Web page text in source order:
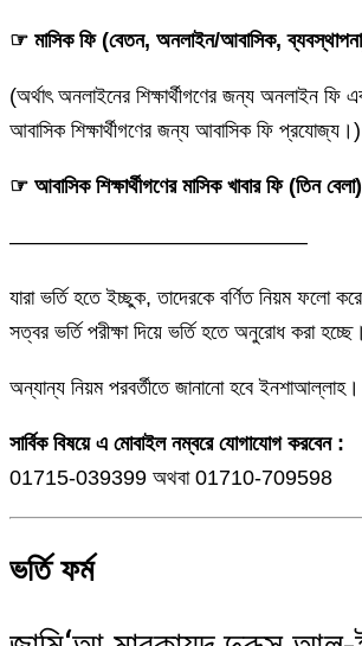
☞ মাসিক ফি (বেতন, অনলাইন/আবাসিক,
(অর্থাৎ অনলাইনের শিক্ষার্থীগণের জন্য অনলাইন ফি
আবাসিক শিক্ষার্থীগণের জন্য আবাসিক ফি প্রযোজ্য।)
☞ আবাসিক শিক্ষার্থীগণের মাসিক খাবার ফি (তিন
——————————————
যারা ভর্তি হতে ইচ্ছুক, তাদেরকে বর্ণিত নিয়ম ফলো করে
সত্বর ভর্তি পরীক্ষা দিয়ে ভর্তি হতে অনুরোধ করা হচ্ছে।
অন্যান্য নিয়ম পরবর্তীতে জানানো হবে ইনশাআল্লাহ।
সার্বিক বিষয়ে এ মোবাইল নম্বরে যোগাযোগ করবেন :
01715-039399 অথবা 01710-709598
ভর্তি ফর্ম